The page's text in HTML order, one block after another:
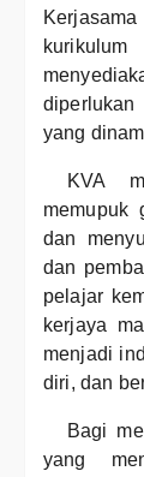
diperlukan
yang
KVA
memupuk
dan
dan
pelajar
kerjaya
menjadi
diri, dan
Bagi
yang